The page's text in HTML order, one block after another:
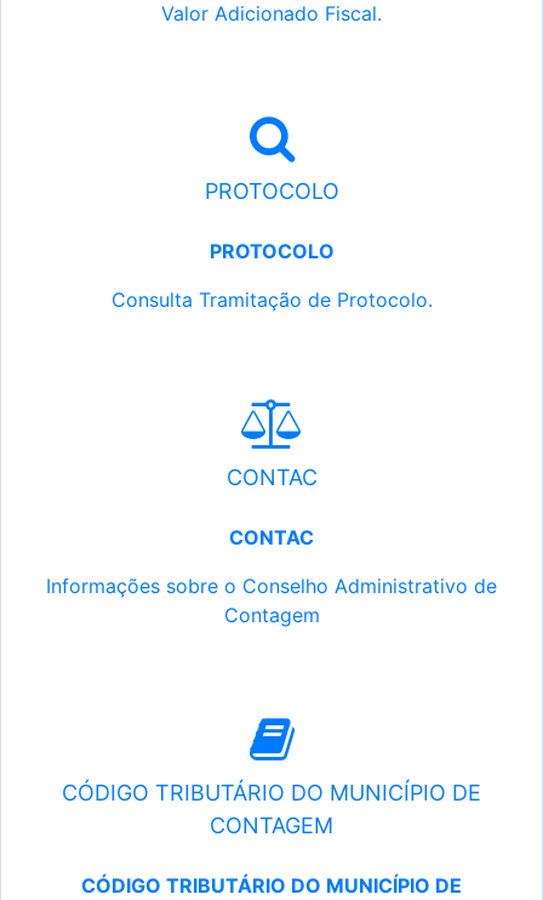
Valor Adicionado Fiscal.
PROTOCOLO
PROTOCOLO
Consulta Tramitação de Protocolo.
CONTAC
CONTAC
Informações sobre o Conselho Administrativo de
Contagem
CÓDIGO TRIBUTÁRIO DO MUNICÍPIO DE
CONTAGEM
CÓDIGO TRIBUTÁRIO DO MUNICÍPIO DE